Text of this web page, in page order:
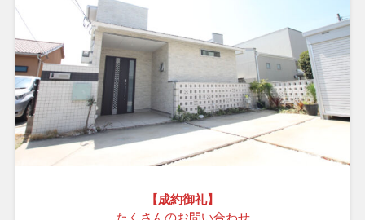
【成約御礼】